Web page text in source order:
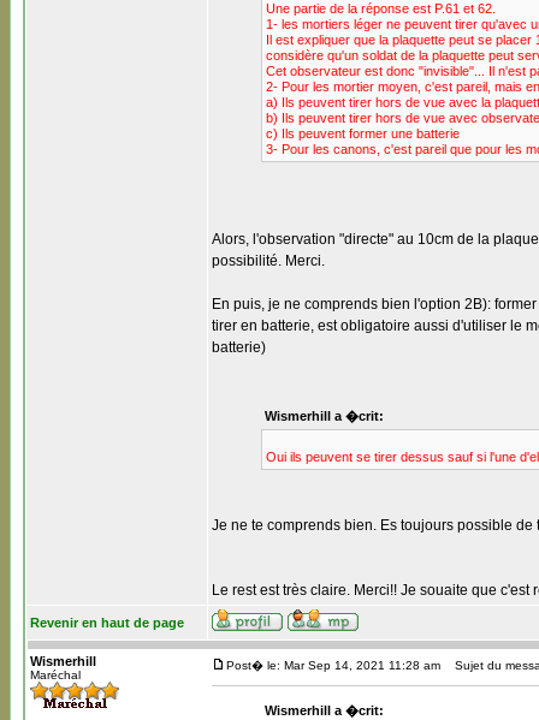
Une partie de la réponse est P.61 et 62.
1- les mortiers léger ne peuvent tirer qu'avec
Il est expliquer que la plaquette peut se
considère qu'un soldat de la plaquette peut
Cet observateur est donc "invisible"... Il n'est
2- Pour les mortier moyen, c'est pareil, mais
a) Ils peuvent tirer hors de vue avec la
b) Ils peuvent tirer hors de vue avec
c) Ils peuvent former une batterie
3- Pour les canons, c'est pareil que pour les
Alors, l'observation "directe" au 10cm de la
possibilité. Merci.
En puis, je ne comprends bien l'option 2B):
tirer en batterie, est obligatoire aussi d'utiliser le
batterie)
Wismerhill a �crit:
Oui ils peuvent se tirer dessus sauf si l'une
Je ne te comprends bien. Es toujours possible
Le rest est très claire. Merci!! Je souaite que
Revenir en haut de page
Wismerhill
Maréchal
Post� le: Mar Sep 14, 2021 11:28 am Sujet du
Wismerhill a �crit: